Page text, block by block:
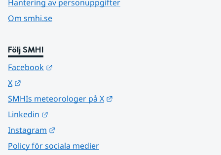
Hantering av personuppgifter
Om smhi.se
Följ SMHI
Facebook
X
SMHIs meteorologer på X
Linkedin
Instagram
Policy för sociala medier